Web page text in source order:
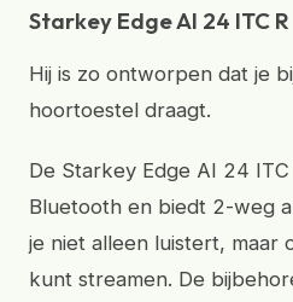
Starkey Edge AI 24 ITC R
Hij is zo ontworpen dat je
hoortoestel draagt.
De Starkey Edge AI 24
Bluetooth en biedt 2-weg
je niet alleen luistert, maar
kunt streamen. De